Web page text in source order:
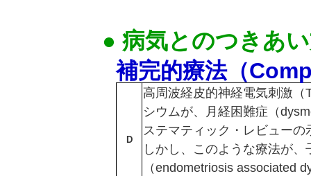
● 病気とのつきあ
補完的療法（
D
高周波経皮的神経電気刺激
シウムが、月経困難症（
ステマティック・レビュー
しかし、このような療法が
（endometriosis associated